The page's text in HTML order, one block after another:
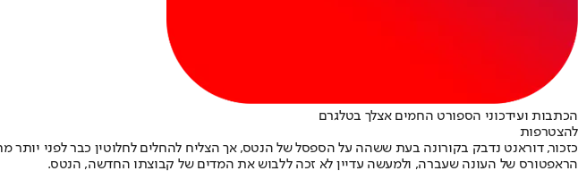
הכתבות ועידכוני הספורט החמים אצלך בטלגרם
להצטרפות
כזכור, דוראנט נדבק בקורונה בעת ששהה על הספסל של הנטס, אך הצליח להחלים לחלוטין כבר לפני
הראפטורס של העונה שעברה, ולמעשה עדיין לא זכה ללבוש את המדים של קבוצתו החדשה, הנטס.